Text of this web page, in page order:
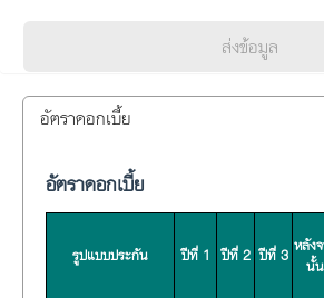
ส่งข้อมูล
อัตราดอกเบี้ย
อัตราดอกเบี้ย
รูปแบบประกัน ปีที่ 1 ปีที่ 2 ปีที่ 3 หลัง
นั้น